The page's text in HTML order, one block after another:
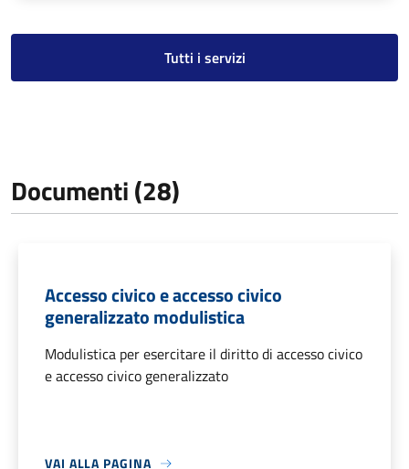
Tutti i servizi
Documenti (28)
Accesso civico e accesso civico
generalizzato modulistica
Modulistica per esercitare il diritto di accesso civico
e accesso civico generalizzato
VAI ALLA PAGINA